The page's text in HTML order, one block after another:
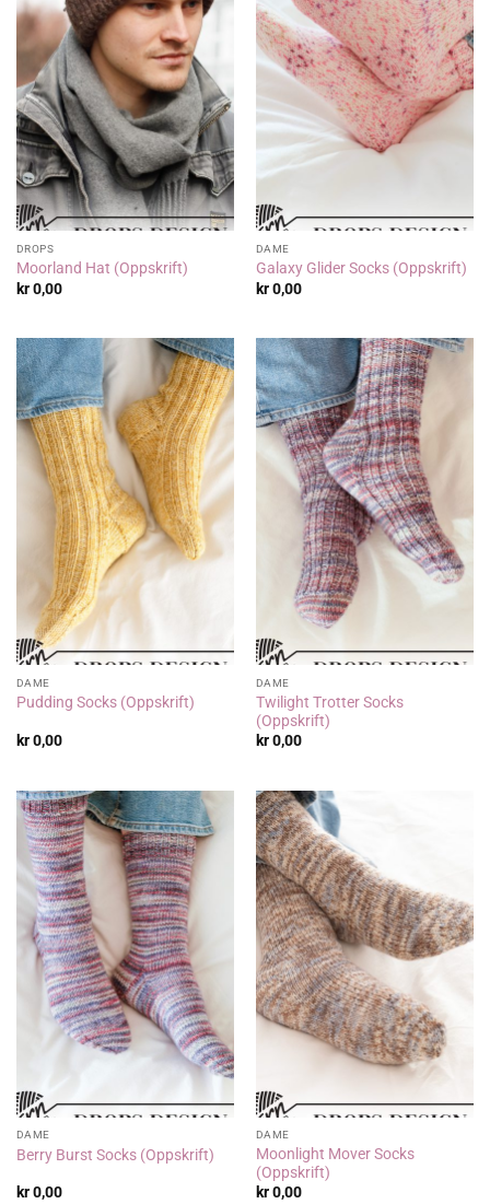
DROPS
Moorland Hat (Oppskrift)
kr0,00
DAME
Galaxy Glider Socks (Oppskrift)
kr0,00
DAME
Pudding Socks (Oppskrift)
kr0,00
DAME
Twilight Trotter Socks
(Oppskrift)
kr0,00
DAME
Berry Burst Socks (Oppskrift)
kr0,00
DAME
Moonlight Mover Socks
(Oppskrift)
kr0,00